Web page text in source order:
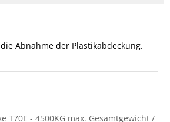
Abnahme der Plastikabdeckung.
T70E - 4500KG max. Gesamtgewicht /